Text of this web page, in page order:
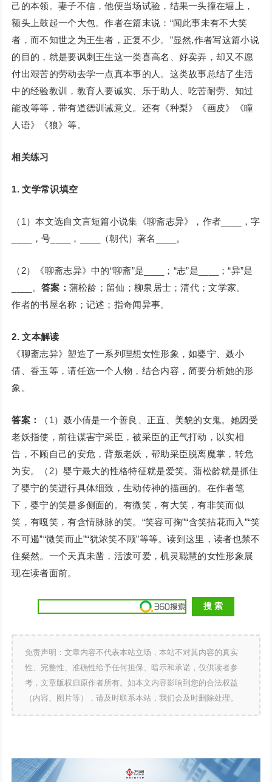
己的本领。妻子不信，他便当场试验，结果一头撞在墙上，
额头上鼓起一个大包。作者在篇末说：“闻此事未有不大笑
者，而不知世之为王生者，正复不少。”显然,作者写这篇小说
的目的，就是要讽刺王生这一类喜高名、好卖弄，却又不愿
付出艰苦的劳动去学一点真本事的人。这类故事总结了生活
中的经验教训，教育人要诚实、乐于助人、吃苦耐劳、知过
能改等等，带有道德训诫意义。还有《种梨》《画皮》《瞳
人语》《狼》等。
相关练习
1. 文学常识填空
（1）本文选自文言短篇小说集《聊斋志异》，作者____，字
____，号____，____（朝代）著名____。
（2）《聊斋志异》中的“聊斋”是____；“志”是____；“异”是
____。 答案： 蒲松龄；留仙；柳泉居士；清代；文学家。
作者的书屋名称；记述；指奇闻异事。
2. 文本解读
《聊斋志异》塑造了一系列理想女性形象，如婴宁、聂小
倩、香玉等，请任选一个人物，结合内容，简要分析她的形
象。
答案：
（1）聂小倩是一个善良、正直、美貌的女鬼。她因受
老妖指使，前往谋害宁采臣，被采臣的正气打动，以实相
告，不顾自己的安危，背叛老妖，帮助采臣脱离魔掌，转危
为安。（2）婴宁最大的性格特征就是爱笑。蒲松龄就是抓住
了婴宁的笑进行具体细致，生动传神的描画的。在作者笔
下，婴宁的笑是多侧面的。有微笑，有大笑，有非笑而似
笑，有嘎笑，有含情脉脉的笑。“笑容可掬”“含笑拈花而入”“笑
不可遏”“微笑而止”“犹浓笑不顾”等等。读到这里，读者也禁不
住粲然。一个天真未凿，活泼可爱，机灵聪慧的女性形象展
现在读者面前。
免责声明：文章内容不代表本站立场，本站不对其内容的真实
性、完整性、准确性给予任何担保、暗示和承诺，仅供读者参
考，文章版权归原作者所有。如本文内容影响到您的合法权益
（内容、图片等），请及时联系本站，我们会及时删除处理。